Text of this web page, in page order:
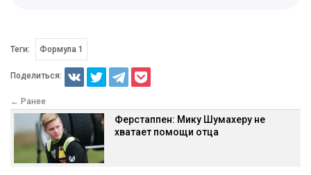
Теги: Формула 1
Поделиться:
← Ранее
Ферстаппен: Мику Шумахеру не
хватает помощи отца